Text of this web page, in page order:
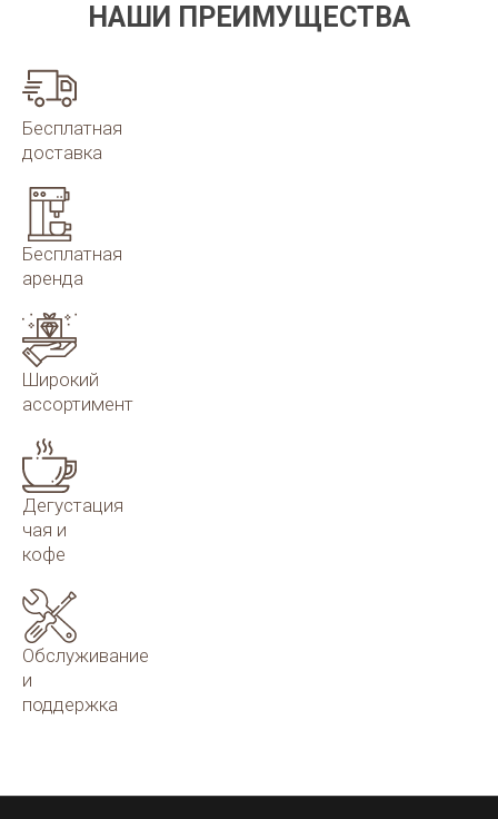
НАШИ ПРЕИМУЩЕСТВА
Бесплатная
доставка
Бесплатная
аренда
Широкий
ассортимент
Дегустация
чая и
кофе
Обслуживание
и
поддержка